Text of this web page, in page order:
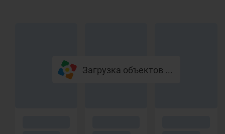
Загрузка объектов ...